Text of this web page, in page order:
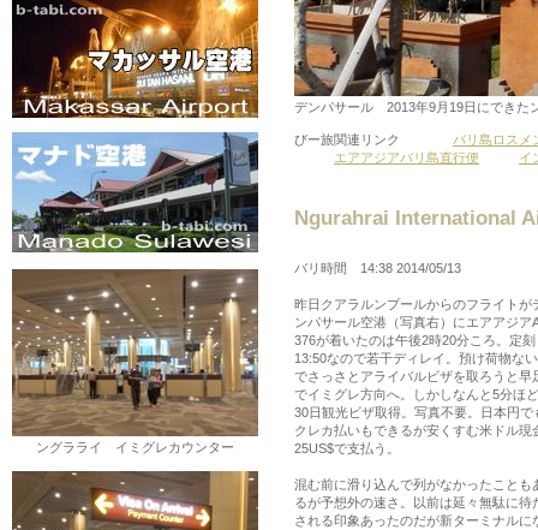
デンパサール 2013年9月19日にできた
びー旅関連リンク バリ島ロスメ
エアアジアバリ島直行便
イ
Ngurahrai International
バリ時間 14:38 2014/05/13
昨日クアラルンプールからのフライトが
ンパサール空港（写真右）にエアアジア
376が着いたのは午後2時20分ころ。定刻
13:50なので若干ディレイ。預け荷物な
でさっさとアライバルビザを取ろうと早
でイミグレ方向へ。しかしなんと5分ほ
30日観光ビザ取得。写真不要。日本円で
クレカ払いもできるが安くすむ米ドル現
25US$で支払う。
混む前に滑り込んで列がなかったことも
るが予想外の速さ。以前は延々無駄に待
される印象あったのだが新ターミナルに
ングラライ イミグレカウンター